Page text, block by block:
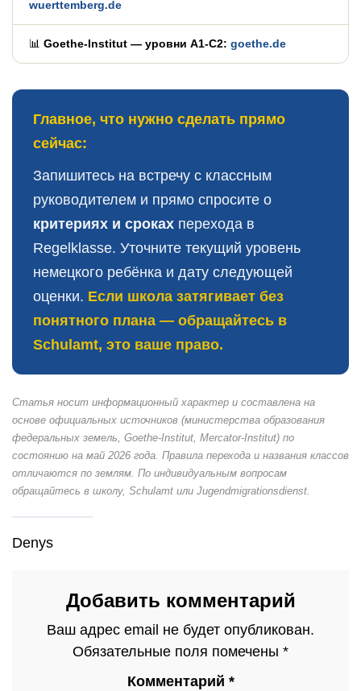
wuerttemberg.de
📊 Goethe-Institut — уровни A1-C2: goethe.de
Главное, что нужно сделать прямо
сейчас:
Запишитесь на встречу с классным
руководителем и прямо спросите о
критериях и сроках перехода в
Regelklasse. Уточните текущий уровень
немецкого ребёнка и дату следующей
оценки. Если школа затягивает без
понятного плана — обращайтесь в
Schulamt, это ваше право.
Статья носит информационный характер и составлена на
основе официальных источников (министерства образования
федеральных земель, Goethe-Institut, Mercator-Institut) по
состоянию на май 2026 года. Правила перехода и названия классов
отличаются по землям. По индивидуальным вопросам
обращайтесь в школу, Schulamt или Jugendmigrationsdienst.
Denys
Добавить комментарий
Ваш адрес email не будет опубликован.
Обязательные поля помечены *
Комментарий *